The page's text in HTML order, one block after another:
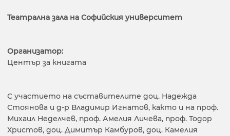
Театрална зала на Софийския университет
Организатор:
Център за книгата
С участието на съставителите доц. Надежда
Стоянова и д-р Владимир Игнатов, както и на проф.
Михаил Неделчев, проф. Амелия Личева, проф. Тодор
Христов, доц. Димитър Камбуров, доц. Камелия